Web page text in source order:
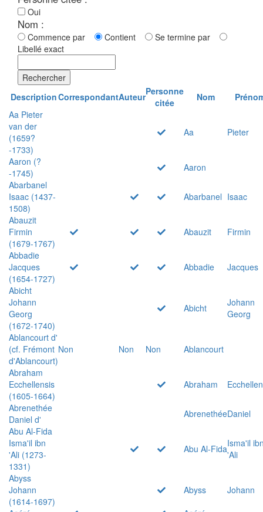
Oui
Nom :
Commence par Contient
Se termine par
Libellé exact
Rechercher
DescriptionCorrespondantAuteurPersonne
citée
Nom
Aa Pieter
van der
(1659?
-1733)
Aa Pieter
Aaron (?
-1745)
Aaron
Abarbanel
Isaac (1437-
1508)
Abarbanel Isaac
Abauzit
Firmin
(1679-1767)
Abauzit
Firmin
Abbadie
Jacques
(1654-1727)
Abbadie
Jacques
Abicht
Johann
Georg
(1672-1740)
Abicht
Johann
Georg
Ablancourt d'
(cf. Frémont
d'Ablancourt)
Non Non Non
Ablancourt
Abraham
Ecchellensis
(1605-1664)
Abraham
Abrenethée
Daniel d'
AbrenethéeDaniel
Abu Al-Fida
Isma'il ibn
'Ali (1273-
1331)
Abu Al-FidaIsma'il
'Ali
Abyss
Johann
(1614-1697)
Abyss
Johann